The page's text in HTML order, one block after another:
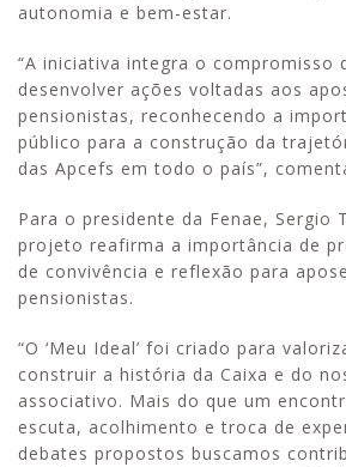
autonomia e bem-estar.
“A iniciativa integra o compromisso
desenvolver ações voltadas aos
pensionistas, reconhecendo a
público para a construção da
das Apcefs em todo o país”,
Para o presidente da Fenae, Sergio
projeto reafirma a importância de
de convivência e reflexão para
pensionistas.
“O ‘Meu Ideal’ foi criado para
construir a história da Caixa e do
associativo. Mais do que um
escuta, acolhimento e troca de
debates propostos buscamos